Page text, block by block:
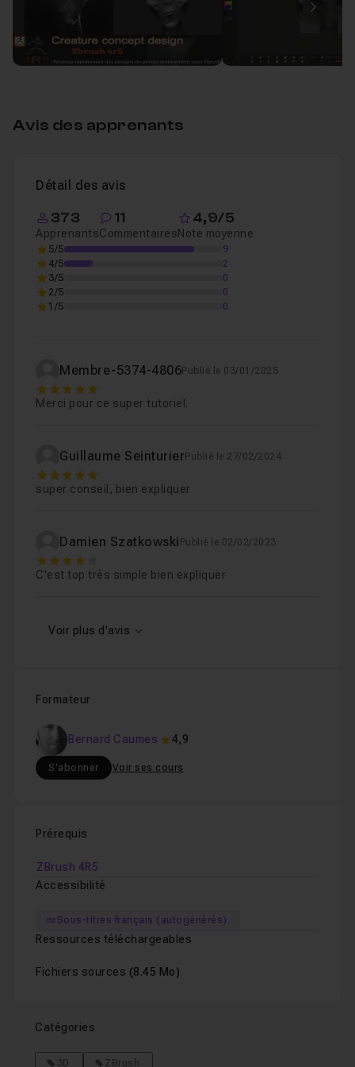
Leçon 3 Modeling
Avis des apprenants
Détail des avis
373
Apprenants
11
Commentaires
4,9/5
Note moyenne
5/5
9
4/5
2
3/5
0
2/5
0
1/5
0
Membre-5374-4806Publié le 03/01/2025
5
Merci pour ce super tutoriel.
Guillaume Seinturier Publié le 27/02/2024
5
super conseil, bien expliquer
Damien Szatkowski Publié le 02/02/2023
4
C'est top très simple bien expliquer
Voir plus d'avis
Formateur
Bernard Caumes 4,9
S'abonner Voir ses cours
Prérequis
ZBrush 4R5
Accessibilité
Sous-titres français (autogénérés)
Ressources téléchargeables
Fichiers sources (8.45 Mo)
Catégories
3D
ZBrush